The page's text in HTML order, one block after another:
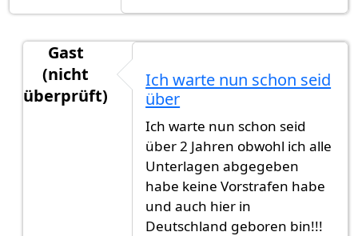
Gast
(nicht
überprüft)
Ich warte nun schon seid
über
Ich warte nun schon seid
über 2 Jahren obwohl ich alle
Unterlagen abgegeben
habe keine Vorstrafen habe
und auch hier in
Deutschland geboren bin!!!